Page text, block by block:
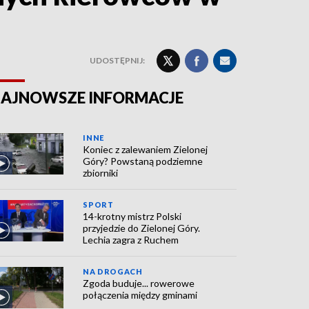
UDOSTĘPNIJ:
INFORMACJE
INNE
Koniec z zalewaniem Zielonej
Góry? Powstaną podziemne
zbiorniki
SPORT
14-krotny mistrz Polski
przyjedzie do Zielonej Góry.
Lechia zagra z Ruchem
NA DROGACH
Zgoda buduje... rowerowe
połączenia między gminami